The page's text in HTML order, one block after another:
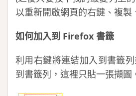
以重新開啟網頁的右鍵、複製
如何加入到 Firefox 書籤
利用右鍵將連結加入到書籤
到書籤列，這裡只貼一張擷圖